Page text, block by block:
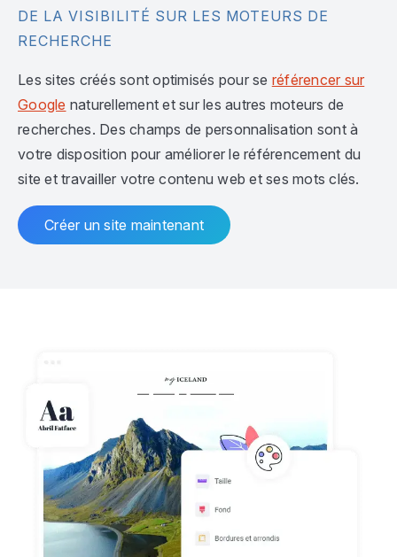
DE LA VISIBILITÉ SUR LES MOTEURS DE
RECHERCHE
Les sites créés sont optimisés pour se référencer sur
Google naturellement et sur les autres moteurs de
recherches. Des champs de personnalisation sont à
votre disposition pour améliorer le référencement du
site et travailler votre contenu web et ses mots clés.
Créer un site maintenant